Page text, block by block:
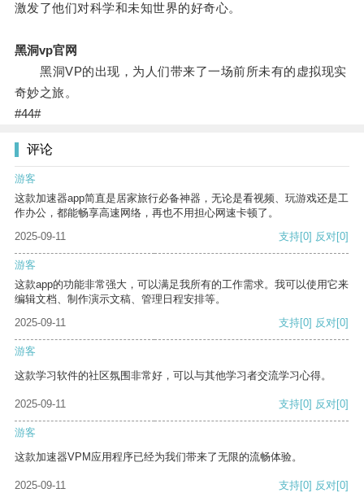
激发了他们对科学和未知世界的好奇心。
黑洞vp官网
黑洞VP的出现，为人们带来了一场前所未有的虚拟现实
奇妙之旅。
#44#
评论
游客
这款加速器app简直是居家旅行必备神器，无论是看视频、玩游戏还是工
作办公，都能畅享高速网络，再也不用担心网速卡顿了。
2025-09-11
支持[0] 反对[0]
游客
这款app的功能非常强大，可以满足我所有的工作需求。我可以使用它来
编辑文档、制作演示文稿、管理日程安排等。
2025-09-11
支持[0] 反对[0]
游客
这款学习软件的社区氛围非常好，可以与其他学习者交流学习心得。
2025-09-11 支持[0] 反对[0]
游客
这款加速器VPM应用程序已经为我们带来了无限的流畅体验。
2025-09-11 支持[0] 反对[0]